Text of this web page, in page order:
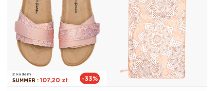
Z kodem
SUMMER : 107,20 zł -33%